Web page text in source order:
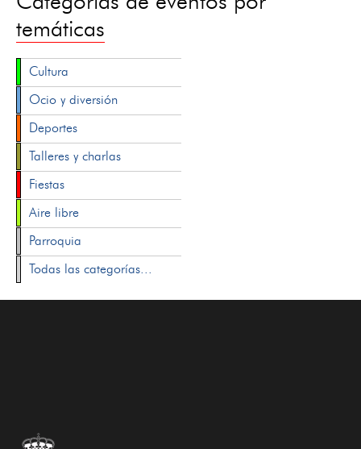
temáticas
Cultura
Ocio y diversión
Deportes
Talleres y charlas
Fiestas
Aire libre
Parroquia
Todas las categorías...